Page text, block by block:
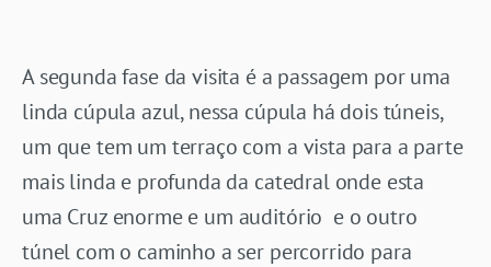
A segunda fase da visita é a passagem por uma
linda cúpula azul, nessa cúpula há dois túneis,
um que tem um terraço com a vista para a parte
mais linda e profunda da catedral onde esta
uma Cruz enorme e um auditório e o outro
túnel com o caminho a ser percorrido para